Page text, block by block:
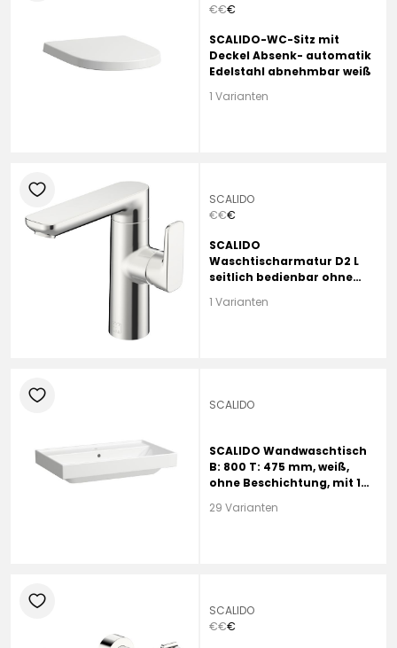
€€€
SCALIDO-WC-Sitz mit
Deckel Absenk- automatik
Edelstahl abnehmbar weiß
1 Varianten
heart
SCALIDO
€€€
SCALIDO
Waschtischarmatur D2 L
seitlich bedienbar ohne
1 Varianten
heart
SCALIDO
SCALIDO Wandwaschtisch
B: 800 T: 475 mm, weiß,
ohne Beschichtung, mit 1
29 Varianten
heart
SCALIDO
€€€